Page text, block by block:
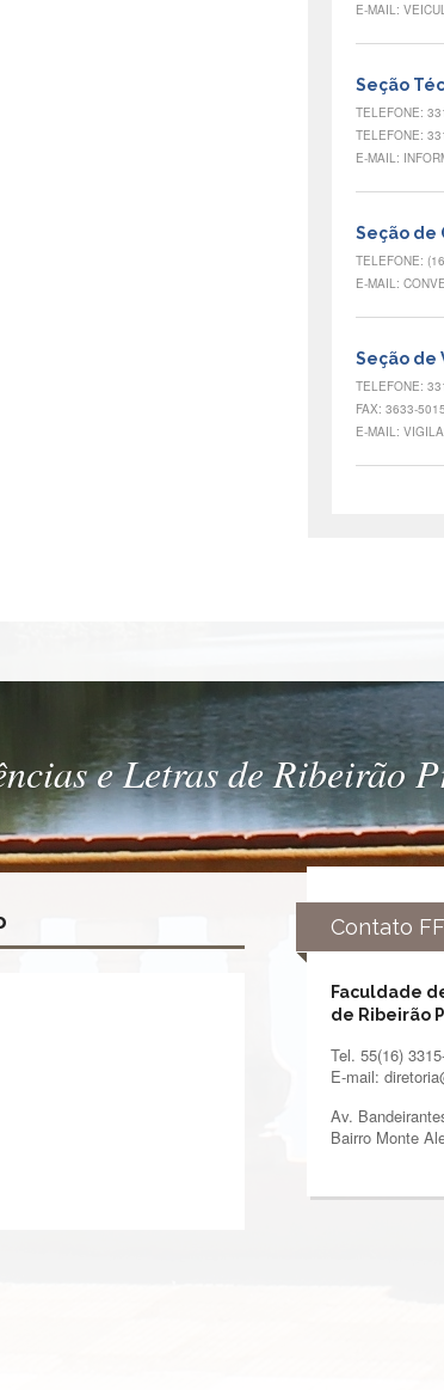
E-MAIL:
Seção
TELEFONE:
TELEFONE:
E-MAIL:
Seção de
TELEFONE:
E-MAIL:
Seção de
TELEFONE:
FAX: 3633-5015
E-MAIL:
e Letras de Ribeirão
Contato
Faculdade
de Ribeirão
Tel. 55(16)
E-mail:
Av.
Bairro Monte